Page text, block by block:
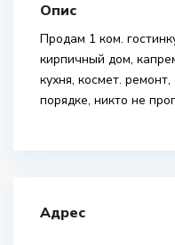
Опис
Продам 1 ком.
кирпичный дом,
кухня, космет.
порядке, никто не
Адрес